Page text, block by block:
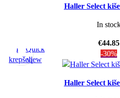
Haller Select
In
€44.85
-30%
Į
krepšelį
Quick
view
Haller Select